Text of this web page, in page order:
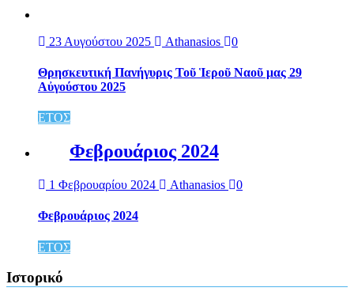
23 Αυγούστου 2025 Athanasios 0
Θρησκευτική Πανήγυρις Τοῦ Ἱεροῦ Ναοῦ μας 29
Αὐγούστου 2025
ΕΤΟΣ
Φεβρουάριος 2024
1 Φεβρουαρίου 2024 Athanasios 0
Φεβρουάριος 2024
ΕΤΟΣ
Ιστορικό